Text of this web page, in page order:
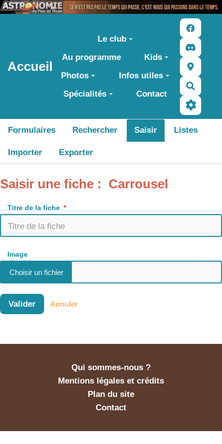
Accueil
Le club
Au programme
Kids
Photos
Infos utiles
Spécialités
Contact
Formulaires Rechercher Saisir Listes
Importer Exporter
Saisir une fiche : Carrousel
Titre de la fiche
Image
Valider Annuler
Qui sommes-nous ?
Mentions légales et crédits
Plan du site
Contact